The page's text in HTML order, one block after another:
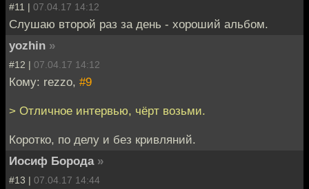
#11 | 07.04.17 14:12
Слушаю второй раз за день - хороший альбом.
yozhin »
#12 | 07.04.17 14:12
Кому: rezzo, #9
> Отличное интервью, чёрт возьми.
Коротко, по делу и без кривляний.
Иосиф Борода »
#13 | 07.04.17 14:44